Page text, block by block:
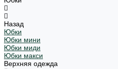
Назад
Юбки
Юбки мини
Юбки миди
Юбки макси
Верхняя одежда